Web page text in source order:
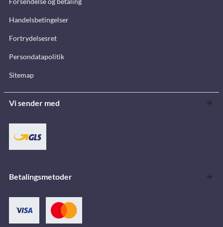
Handelsbetingelser
Fortrydelsesret
Persondatapolitik
Sitemap
Vi sender med
Betalingsmetoder